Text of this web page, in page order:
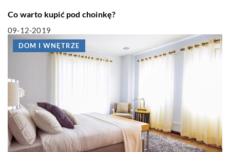
Co warto kupić pod choinkę?
09-12-2019
DOM I WNĘTRZE